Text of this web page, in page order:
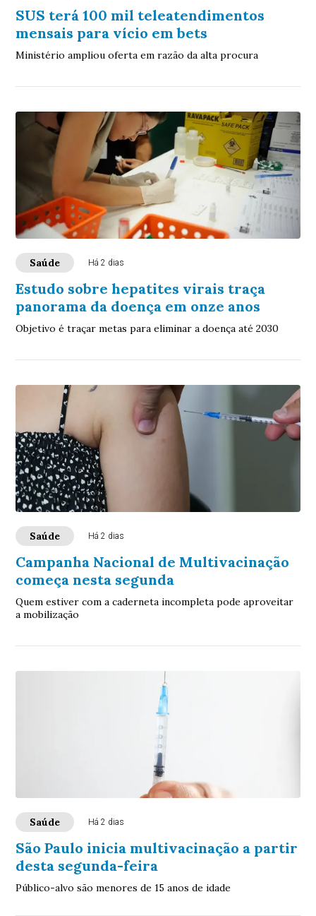
SUS terá 100 mil teleatendimentos
mensais para vício em bets
Ministério ampliou oferta em razão da alta procura
Saúde Há 2 dias
Estudo sobre hepatites virais traça
panorama da doença em onze anos
Objetivo é traçar metas para eliminar a doença até 2030
Saúde Há 2 dias
Campanha Nacional de Multivacinação
começa nesta segunda
Quem estiver com a caderneta incompleta pode aproveitar
a mobilização
Saúde Há 2 dias
São Paulo inicia multivacinação a partir
desta segunda-feira
Público-alvo são menores de 15 anos de idade